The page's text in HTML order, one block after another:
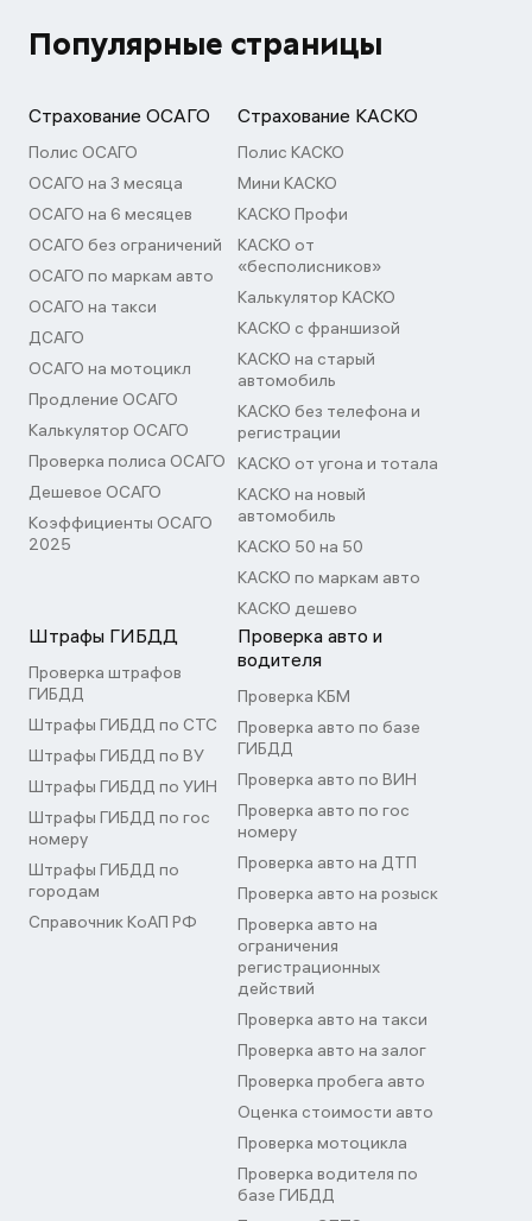
Популярные страницы
Страхование ОСАГО
Полис ОСАГО
ОСАГО на 3 месяца
ОСАГО на 6 месяцев
ОСАГО без ограничений
ОСАГО по маркам авто
ОСАГО на такси
ДСАГО
ОСАГО на мотоцикл
Продление ОСАГО
Калькулятор ОСАГО
Проверка полиса ОСАГО
Дешевое ОСАГО
Коэффициенты ОСАГО
2025
Страхование КАСКО
Полис КАСКО
Мини КАСКО
КАСКО Профи
КАСКО от
«бесполисников»
Калькулятор КАСКО
КАСКО с франшизой
КАСКО на старый
автомобиль
КАСКО без телефона и
регистрации
КАСКО от угона и тотала
КАСКО на новый
автомобиль
КАСКО 50 на 50
КАСКО по маркам авто
КАСКО дешево
Штрафы ГИБДД
Проверка штрафов
ГИБДД
Штрафы ГИБДД по СТС
Штрафы ГИБДД по ВУ
Штрафы ГИБДД по УИН
Штрафы ГИБДД по гос
номеру
Штрафы ГИБДД по
городам
Справочник КоАП РФ
Проверка авто и
водителя
Проверка КБМ
Проверка авто по базе
ГИБДД
Проверка авто по ВИН
Проверка авто по гос
номеру
Проверка авто на ДТП
Проверка авто на розыск
Проверка авто на
ограничения
регистрационных
действий
Проверка авто на такси
Проверка авто на залог
Проверка пробега авто
Оценка стоимости авто
Проверка мотоцикла
Проверка водителя по
базе ГИБДД